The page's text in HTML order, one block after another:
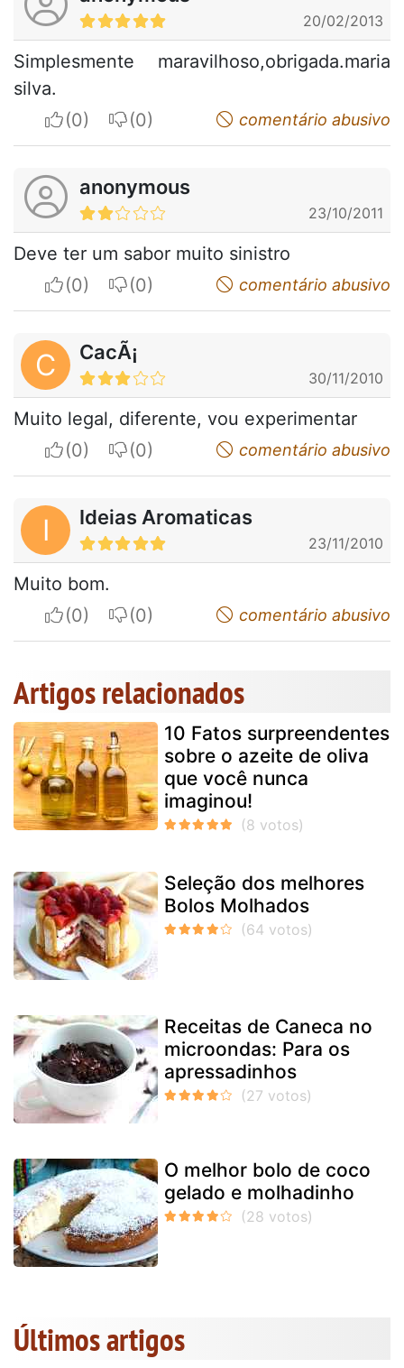
20/02/2013
Simplesmente maravilhoso,obrigada.maria
silva.
I apreciateI do not appreciatecomentário abusivo
anonymous
23/10/2011
Deve ter um sabor muito sinistro
I apreciateI do not appreciatecomentário abusivo
C CacÃ¡
30/11/2010
Muito legal, diferente, vou experimentar
I apreciateI do not appreciatecomentário abusivo
I Ideias Aromaticas
23/11/2010
Muito bom.
I apreciateI do not appreciatecomentário abusivo
Artigos relacionados
10 Fatos surpreendentes
sobre o azeite de oliva
que você nunca
imaginou!
Seleção dos melhores
Bolos Molhados
Receitas de Caneca no
microondas: Para os
apressadinhos
O melhor bolo de coco
gelado e molhadinho
Últimos artigos